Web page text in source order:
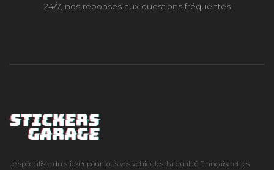
24/7, nos réponses aux questions fréquentes
Le spécialiste du sticker pour tous vos véhicules. La qualité Française et les